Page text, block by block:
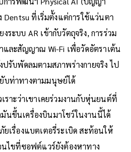
การพัฒนา Physical AI (ปัญญา
Dentsu ที่เริ่มตั้งแต่การใช้แว่นตา
งระบบ AR เข้ากับวัตถุจริง, การร่วม
และสัญญาณ Wi-Fi เพื่อวัดอัตราเต้น
รับพัดลมตามสภาพร่างกายจริง ไป
บท่าทางตามมนุษย์ได้
ราะว่าเขาเคยร่วมงานกับหุ่นยนต์ที่
นขึ้นเครื่องบินมาโชว์ในงานนี้ได้
เรื่องแบตเตอรี่ระเบิด สะท้อนให้